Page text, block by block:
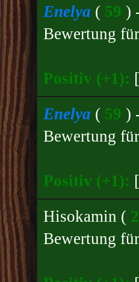
Enelya ( 59 )
Bewertung für
Positiv (+1):
Enelya ( 59 )
Bewertung für
Positiv (+1):
Hisokamin (
Bewertung